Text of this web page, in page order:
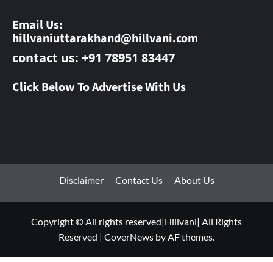
Email Us:
hillvaniuttarakhand@hillvani.com
contact us: +91 78951 83447
Click Below To Advertise With Us
Disclaimer Contact Us About Us
Copyright © All rights reserved|Hillvani| All Rights
Reserved | CoverNews by AF themes.